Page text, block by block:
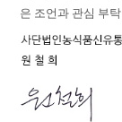
은 조언과 관심 부